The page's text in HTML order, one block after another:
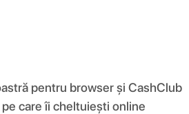
pentru browser și CashClub
care îi cheltuiești online